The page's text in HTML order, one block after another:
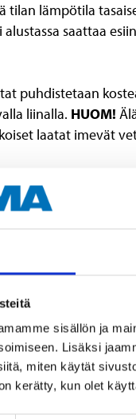
sisällön ja
Lisäksi
miten käytät
kerätty, kun olet
tilan lämpötila
saattaa
puhdistetaan
liinalla. HUOM!
laatat imevät
sekoitussuhdetta,
ei voi käyttää.